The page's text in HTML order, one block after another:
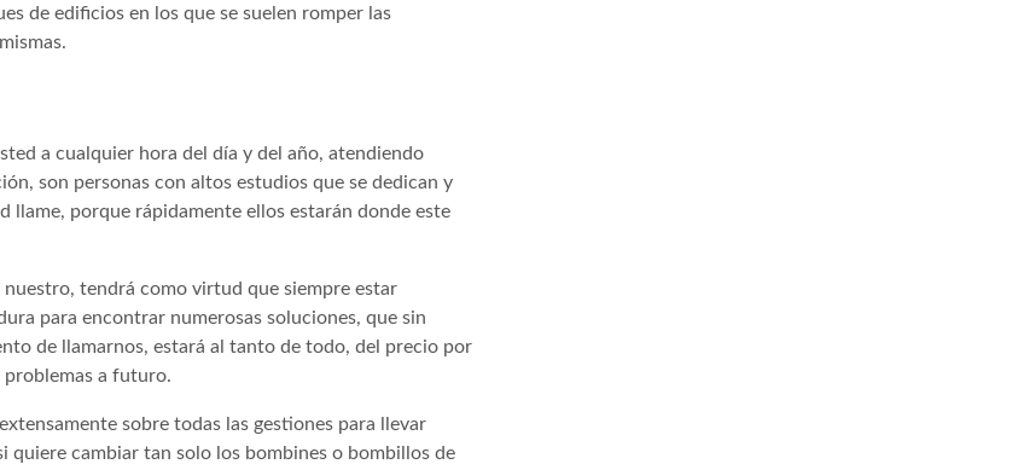
de edificios en los que se suelen romper las
a cualquier hora del día y del año, atendiendo
son personas con altos estudios que se dedican y
llame, porque rápidamente ellos estarán donde este
tendrá como virtud que siempre estar
para encontrar numerosas soluciones, que sin
de llamarnos, estará al tanto de todo, del precio por
a futuro.
sobre todas las gestiones para llevar
quiere cambiar tan solo los bombines o bombillos de